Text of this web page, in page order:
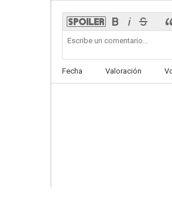
Fecha Valoración